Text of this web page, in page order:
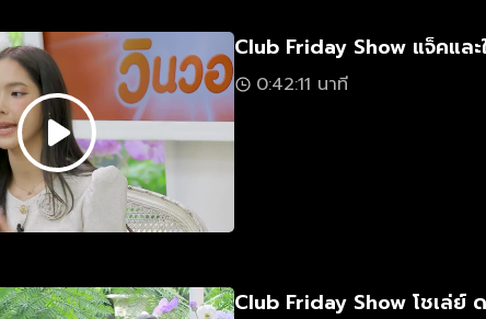
Club Friday Show แจ็คแล
0:42:11 นาที
Club Friday Show โชเล่ย์